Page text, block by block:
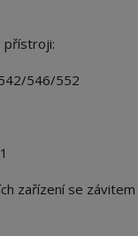
přístroji:
546/552
zařízení se